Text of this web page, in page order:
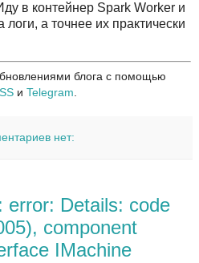
в контейнер Spark Worker и
а точнее их практически
блога с помощью
и Telegram
нет:
error: Details: code
component
IMachine